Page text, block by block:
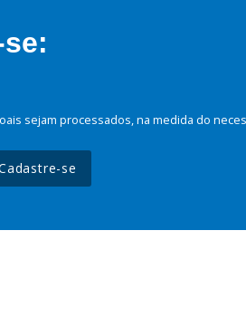
sejam processados, na medida do
se